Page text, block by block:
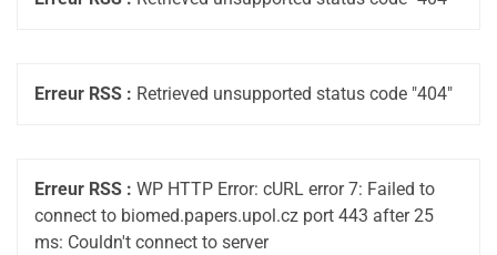
Erreur RSS : Retrieved unsupported status code "404"
Erreur RSS : WP HTTP Error: cURL error 7: Failed to
connect to biomed.papers.upol.cz port 443 after 25
ms: Couldn't connect to server